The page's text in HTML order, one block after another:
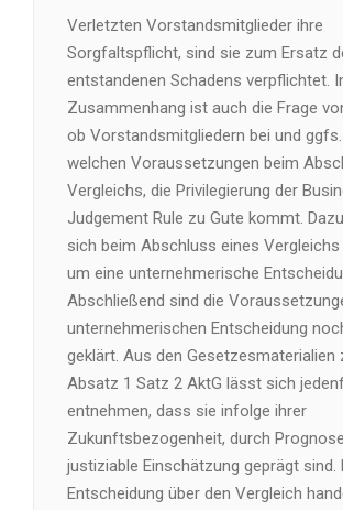
Verletzten Vorstandsmitglieder ihre
Sorgfaltspflicht, sind sie zum Ersatz
entstandenen Schadens verpflichtet.
Zusammenhang ist auch die Frage
ob Vorstandsmitgliedern bei und
welchen Voraussetzungen beim
Vergleichs, die Privilegierung der
Judgement Rule zu Gute kommt.
sich beim Abschluss eines
um eine unternehmerische
Abschließend sind die
unternehmerischen Entscheidung
geklärt. Aus den Gesetzesmaterialien
Absatz 1 Satz 2 AktG lässt sich
entnehmen, dass sie infolge ihrer
Zukunftsbezogenheit, durch
justiziable Einschätzung geprägt sind.
Entscheidung über den Vergleich